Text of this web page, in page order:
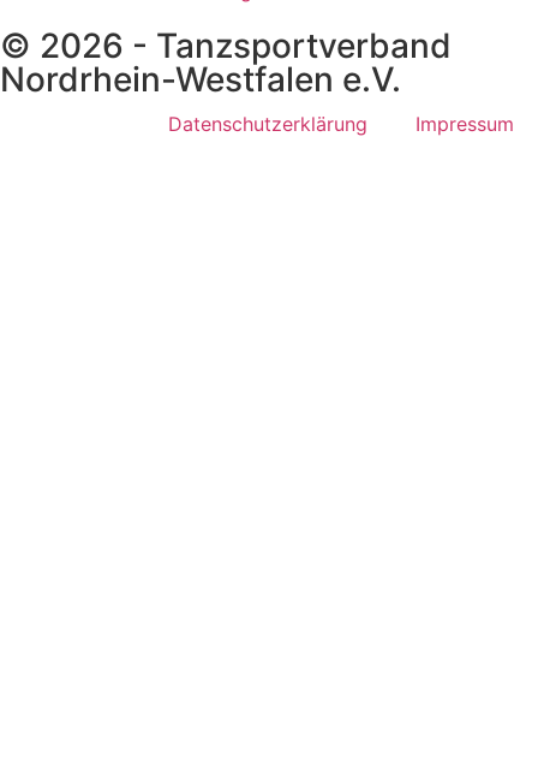
© 2026 - Tanzsportverband
Nordrhein-Westfalen e.V.
Datenschutzerklärung Impressum